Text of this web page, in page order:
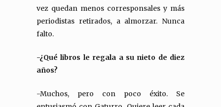
vez quedan menos corresponsales y más
periodistas retirados, a almorzar. Nunca
falto.
-¿Qué libros le regala a su nieto de diez
años?
-Muchos, pero con poco éxito. Se